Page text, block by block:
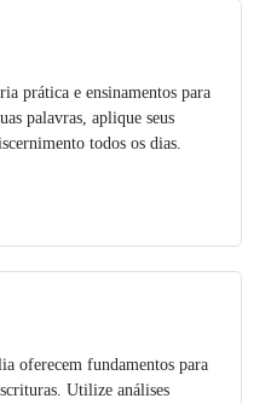
prática e ensinamentos para
palavras, aplique seus
todos os dias.
oferecem fundamentos para
Utilize análises